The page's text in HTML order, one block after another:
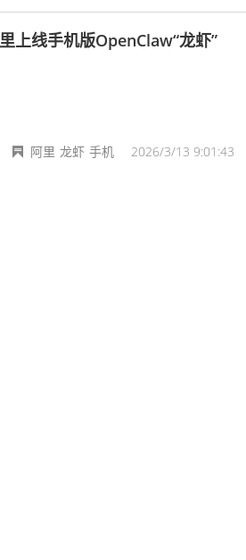
上线手机版OpenClaw“龙虾”
2026/3/13 9:01:43
阿里 龙虾 手机